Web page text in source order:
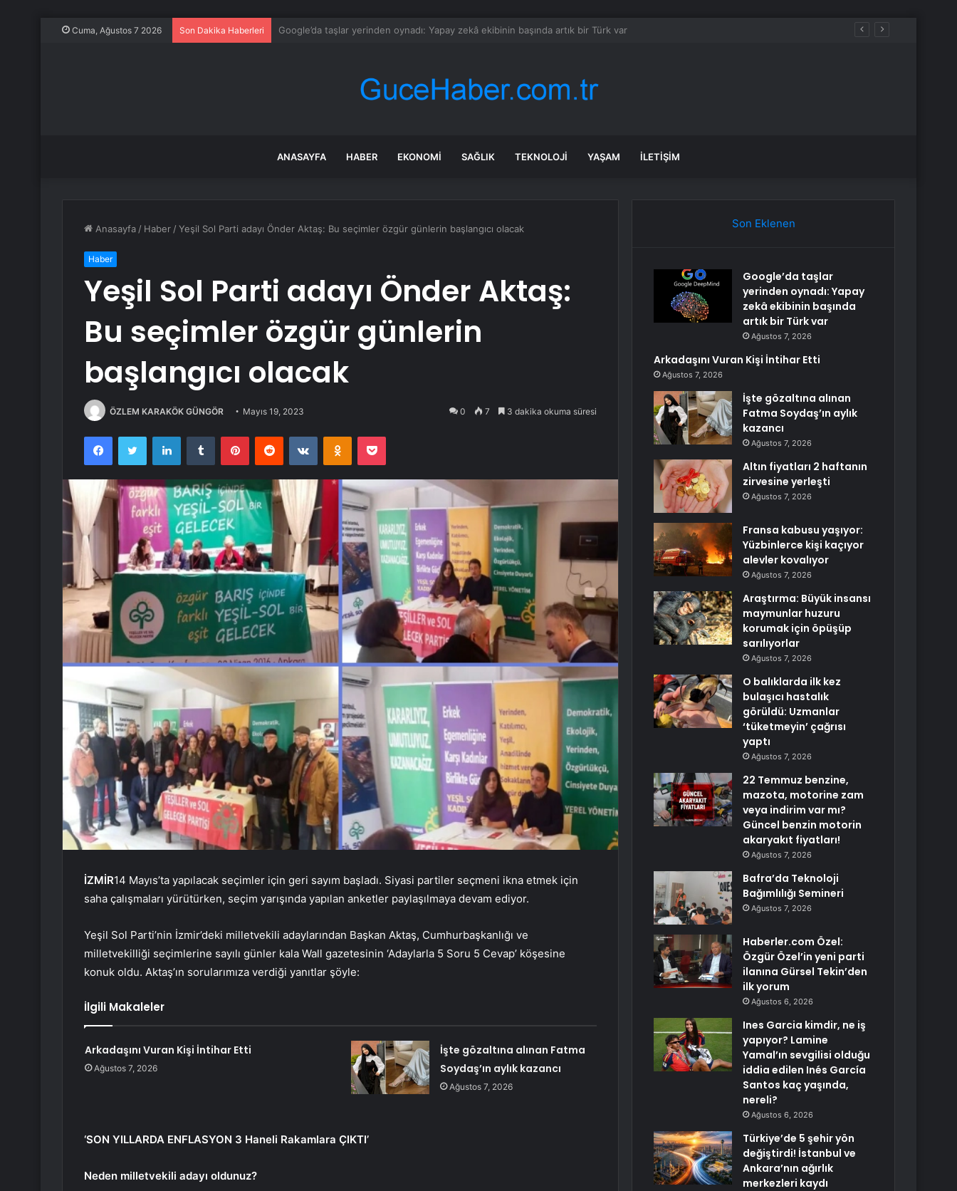
Cuma, Ağustos 7 2026 Son Dakika Haberleri Arkadaşını Vuran Kişi İntihar Etti
ANASAYFA HABER EKONOMI SAĞLIK TEKNOLOJI YAŞAM İLETIŞIM
Anasayfa / Haber /Yeşil Sol Parti adayı Önder Aktaş: Bu seçimler özgür günlerin başlangıcı olacak
Haber
Yeşil Sol Parti adayı Önder Aktaş:
Bu seçimler özgür günlerin
başlangıcı olacak
ÖZLEM KARAKÖK GÜNGÖR Mayıs 19, 2023 0 7 3 dakika okuma süresi
FacebookTwitter LinkedInTumblr PinterestReddit VKontakteOdnoklassniki
Pocket
İZMİR14 Mayıs’ta yapılacak seçimler için geri sayım başladı. Siyasi partiler seçmeni ikna etmek için
saha çalışmaları yürütürken, seçim yarışında yapılan anketler paylaşılmaya devam ediyor.
Yeşil Sol Parti’nin İzmir’deki milletvekili adaylarından Başkan Aktaş, Cumhurbaşkanlığı ve
milletvekilliği seçimlerine sayılı günler kala Wall gazetesinin ‘Adaylarla 5 Soru 5 Cevap’ köşesine
konuk oldu. Aktaş’ın sorularımıza verdiği yanıtlar şöyle:
İlgili Makaleler
Arkadaşını Vuran Kişi İntihar Etti
Ağustos 7, 2026
İşte gözaltına alınan Fatma
Soydaş’ın aylık kazancı
Ağustos 7, 2026
‘SON YILLARDA ENFLASYON 3 Haneli Rakamlara ÇIKTI’
Neden milletvekili adayı oldunuz?
Son Eklenen
Google’da taşlar
yerinden oynadı: Yapay
zekâ ekibinin başında
artık bir Türk var
Ağustos 7, 2026
Arkadaşını Vuran Kişi İntihar Etti
Ağustos 7, 2026
İşte gözaltına alınan
Fatma Soydaş’ın aylık
kazancı
Ağustos 7, 2026
Altın fiyatları 2 haftanın
zirvesine yerleşti
Ağustos 7, 2026
Fransa kabusu yaşıyor:
Yüzbinlerce kişi kaçıyor
alevler kovalıyor
Ağustos 7, 2026
Araştırma: Büyük insansı
maymunlar huzuru
korumak için öpüşüp
sarılıyorlar
Ağustos 7, 2026
O balıklarda ilk kez
bulaşıcı hastalık
görüldü: Uzmanlar
‘tüketmeyin’ çağrısı
yaptı
Ağustos 7, 2026
22 Temmuz benzine,
mazota, motorine zam
veya indirim var mı?
Güncel benzin motorin
akaryakıt fiyatları!
Ağustos 7, 2026
Bafra’da Teknoloji
Bağımlılığı Semineri
Ağustos 7, 2026
Haberler.com Özel:
Özgür Özel’in yeni parti
ilanına Gürsel Tekin’den
ilk yorum
Ağustos 6, 2026
Ines Garcia kimdir, ne iş
yapıyor? Lamine
Yamal’ın sevgilisi olduğu
iddia edilen Inés García
Santos kaç yaşında,
nereli?
Ağustos 6, 2026
Türkiye’de 5 şehir yön
değiştirdi! İstanbul ve
Ankara’nın ağırlık
merkezleri kaydı